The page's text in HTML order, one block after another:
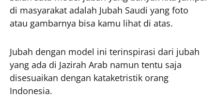
di masyarakat adalah Jubah Saudi yang foto
atau gambarnya bisa kamu lihat di atas.
Jubah dengan model ini terinspirasi dari jubah
yang ada di Jazirah Arab namun tentu saja
disesuaikan dengan kataketristik orang
Indonesia.